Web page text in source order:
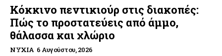
Κόκκινο πεντικιούρ στις διακοπές:
Πώς το προστατεύεις από άμμο,
θάλασσα και χλώριο
ΝΎΧΙΑ 6 Αυγούστου, 2026